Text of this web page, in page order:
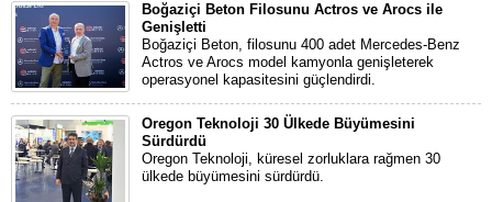
Boğaziçi Beton Filosunu Actros ve Arocs ile
Genişletti
Boğaziçi Beton, filosunu 400 adet Mercedes-Benz
Actros ve Arocs model kamyonla genişleterek
operasyonel kapasitesini güçlendirdi.
Oregon Teknoloji 30 Ülkede Büyümesini
Sürdürdü
Oregon Teknoloji, küresel zorluklara rağmen 30
ülkede büyümesini sürdürdü.